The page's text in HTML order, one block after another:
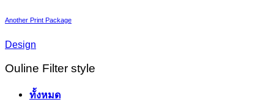
Another Print Package
Design
Ouline Filter style
ทั้งหมด